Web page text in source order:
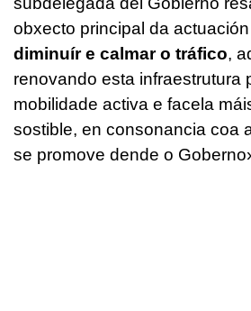
obxecto principal da
diminuír e calmar o tráfico,
renovando esta infraestrutura
mobilidade activa e facela
sostible, en consonancia coa
se promove dende o